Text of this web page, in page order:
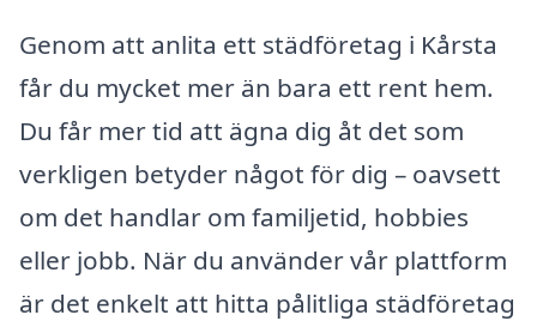
Genom att anlita ett städföretag i Kårsta
får du mycket mer än bara ett rent hem.
Du får mer tid att ägna dig åt det som
verkligen betyder något för dig – oavsett
om det handlar om familjetid, hobbies
eller jobb. När du använder vår plattform
är det enkelt att hitta pålitliga städföretag